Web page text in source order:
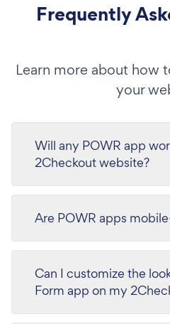
Frequently
Learn more about how
your
Will any POWR app
2Checkout website?
Are POWR apps
Can I customize the
Form app on my